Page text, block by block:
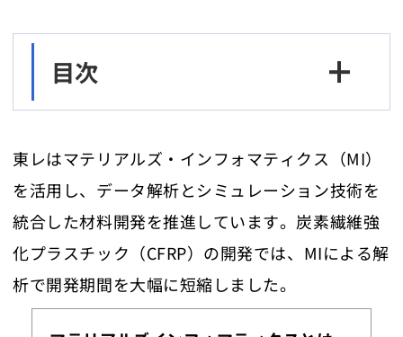
目次
東レはマテリアルズ・インフォマティクス（MI）
を活用し、データ解析とシミュレーション技術を
統合した材料開発を推進しています。炭素繊維強
化プラスチック（CFRP）の開発では、MIによる解
析で開発期間を大幅に短縮しました。